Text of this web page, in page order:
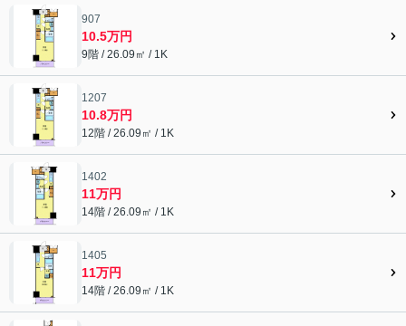
907
10.5万円
9階 / 26.09㎡ / 1K
1207
10.8万円
12階 / 26.09㎡ / 1K
1402
11万円
14階 / 26.09㎡ / 1K
1405
11万円
14階 / 26.09㎡ / 1K